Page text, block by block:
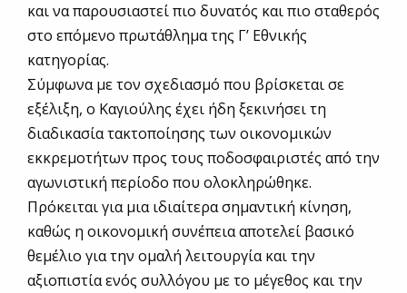
και να παρουσιαστεί πιο δυνατός και πιο σταθερός
στο επόμενο πρωτάθλημα της Γ’ Εθνικής
κατηγορίας.
Σύμφωνα με τον σχεδιασμό που βρίσκεται σε
εξέλιξη, ο Καγιούλης έχει ήδη ξεκινήσει τη
διαδικασία τακτοποίησης των οικονομικών
εκκρεμοτήτων προς τους ποδοσφαιριστές από την
αγωνιστική περίοδο που ολοκληρώθηκε.
Πρόκειται για μια ιδιαίτερα σημαντική κίνηση,
καθώς η οικονομική συνέπεια αποτελεί βασικό
θεμέλιο για την ομαλή λειτουργία και την
αξιοπιστία ενός συλλόγου με το μέγεθος και την